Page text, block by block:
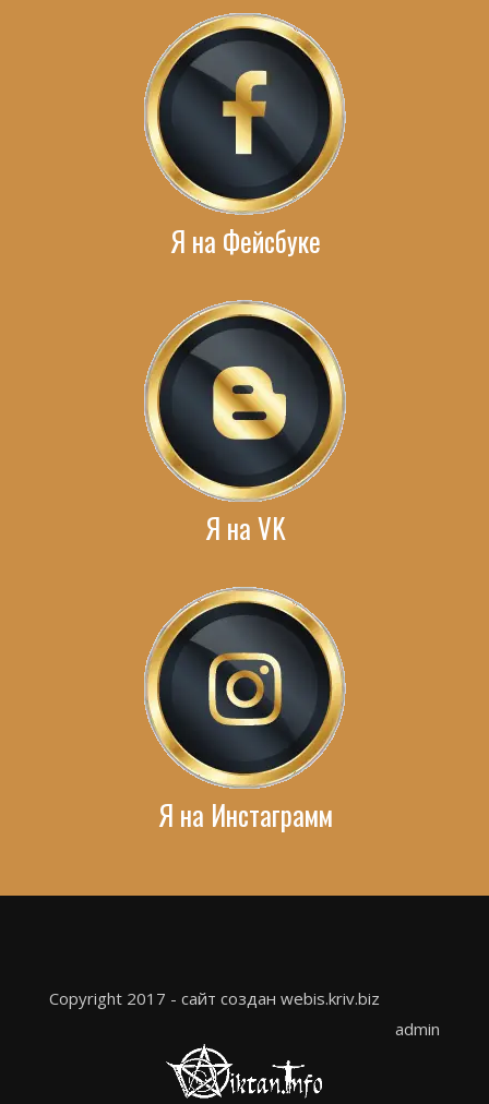
Я на Фейсбуке
Я на VK
Я на Инстаграмм
Copyright 2017 - сайт создан webis.kriv.biz
admin